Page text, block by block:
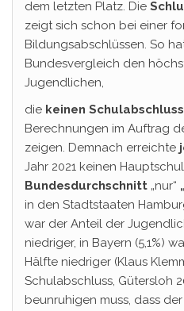
dem letzten Platz. Die
zeigt sich schon bei einer
Bildungsabschlüssen. So
Bundesvergleich den
Jugendlichen,
die keinen Schulabschluss
Berechnungen im Auftrag
zeigen. Demnach erreichte
Jahr 2021 keinen
Bundesdurchschnitt „nur“
in den Stadtstaaten
war der Anteil der
niedriger, in Bayern (5,1%)
Hälfte niedriger (Klaus
Schulabschluss, Gütersloh
beunruhigen muss, dass